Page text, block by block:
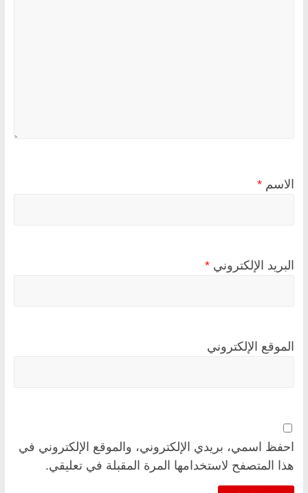
الاسم *
البريد الإلكتروني *
الموقع الإلكتروني
احفظ اسمي، بريدي الإلكتروني، والموقع الإلكتروني في
هذا المتصفح لاستخدامها المرة المقبلة في تعليقي.